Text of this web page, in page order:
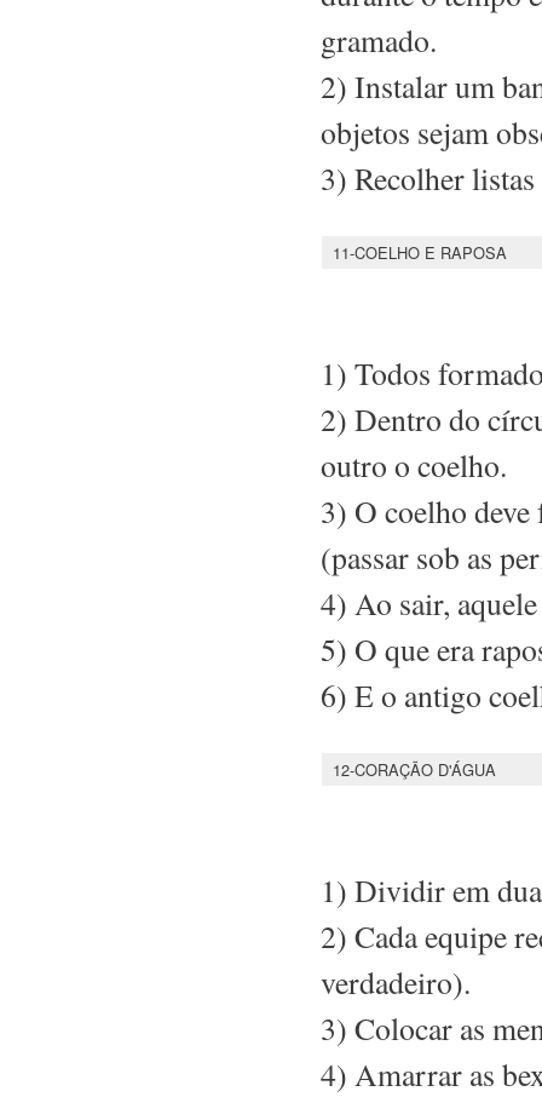
gramado.
2) Instalar um
objetos sejam
3) Recolher
11-COELHO E RAPOSA
1) Todos
2) Dentro do
outro o coelho.
3) O coelho
(passar sob as
4) Ao sair,
5) O que era
6) E o antigo
12-CORAÇÃO D'ÁGUA
1) Dividir em
2) Cada equipe
verdadeiro).
3) Colocar as
4) Amarrar as